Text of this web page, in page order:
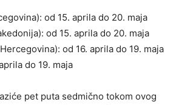
od 15. aprila do 20. maja
od 15. aprila do 20. maja
od 16. aprila do 19. maja
do 19. maja
pet puta sedmično tokom ovog